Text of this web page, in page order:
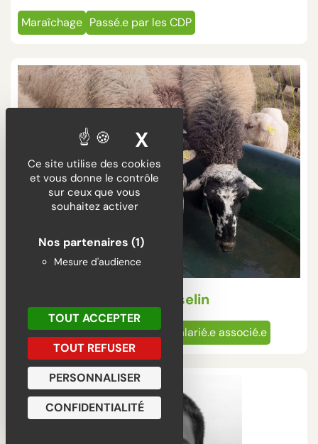
Ce site utilise des cookies
et vous donne le contrôle
sur ceux que vous
souhaitez activer
Nos partenaires (1)
Mesure d'audience
TOUT ACCEPTER
TOUT REFUSER
PERSONNALISER
CONFIDENTIALITÉ
X MASQUER LE
Maraîchage Passé.e par les CDP
Anaïs Hasselin
Élevage ovin Entrepreneur.e salarié.e associé.e